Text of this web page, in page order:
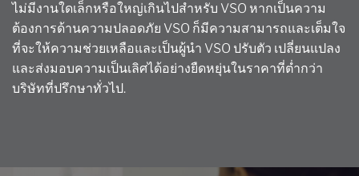
ไม่มีงานใดเล็กหรือใหญ่เกินไปสำหรับ VSO หากเป็นความ
ต้องการด้านความปลอดภัย VSO ก็มีความสามารถและเต็มใจ
ที่จะให้ความช่วยเหลือและเป็นผู้นำ VSO ปรับตัว เปลี่ยนแปลง
และส่งมอบความเป็นเลิศได้อย่างยืดหยุ่นในราคาที่ต่ำกว่า
บริษัทที่ปรึกษาทั่วไป.